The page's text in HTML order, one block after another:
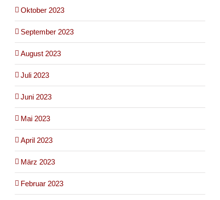
Oktober 2023
September 2023
August 2023
Juli 2023
Juni 2023
Mai 2023
April 2023
März 2023
Februar 2023